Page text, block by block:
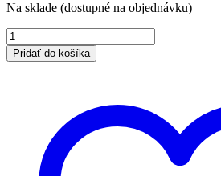
Na sklade (dostupné na objednávku)
Apple
Studio
Display
Adjustable
Pridať do košíka